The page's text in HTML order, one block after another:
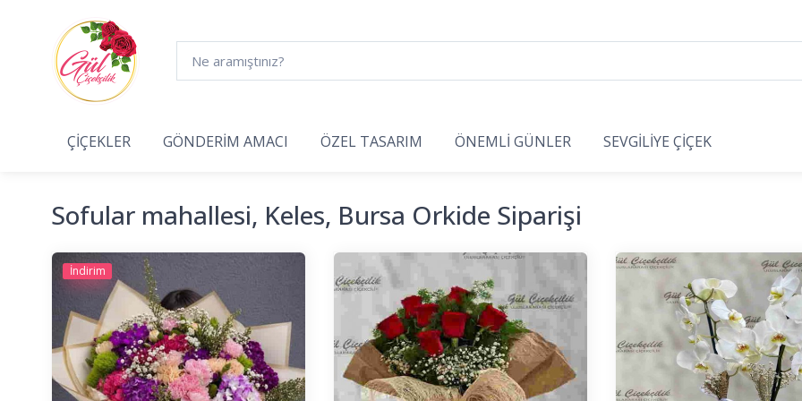
ÇİÇEKLER GÖNDERİM AMACI ÖZEL TASARIM ÖNEMLİ GÜNLER SEVGİLİYE ÇİÇEK
Sofular mahallesi, Keles, Bursa Orkide Siparişi
İndirim